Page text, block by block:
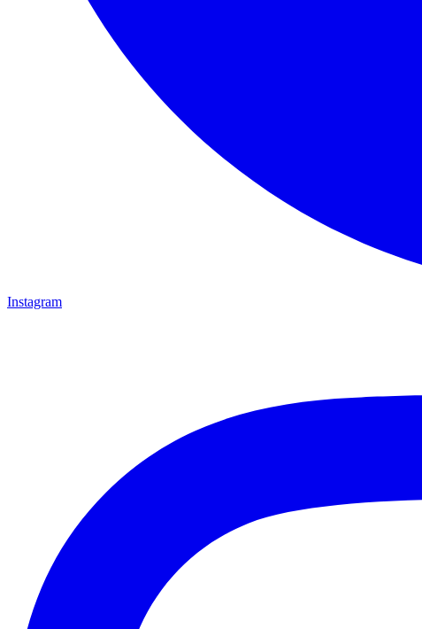
Instagram